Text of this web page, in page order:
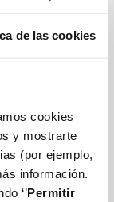
de las cookies
cookies
y mostrarte
(por ejemplo,
información.
‘’Permitir
con la toallita
Cogemos el
lo